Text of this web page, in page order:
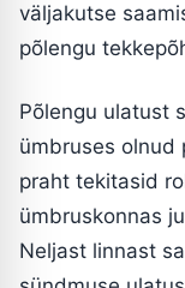
väljakutse
põlengu
Põlengu ulatust
ümbruses olnud
praht tekitasid
ümbruskonnas
Neljast linnast